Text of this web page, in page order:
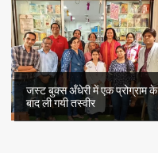
जस्ट बुक्स अँधेरी में एक प्रोग्राम के
बाद ली गयी तस्वीर